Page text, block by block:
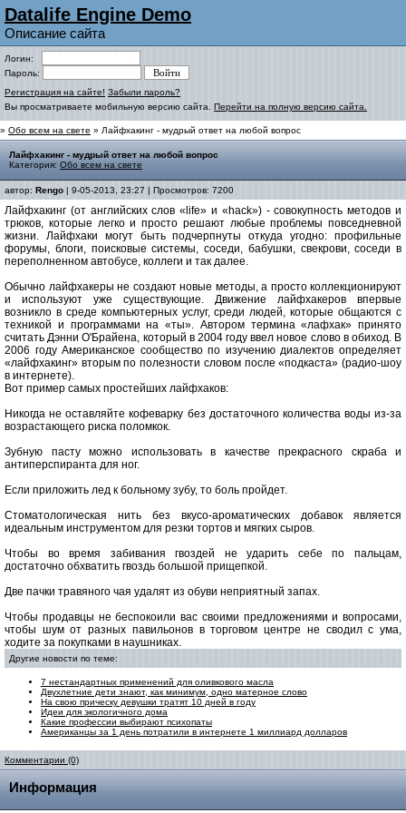
Datalife Engine Demo
Описание сайта
Логин:
Пароль:
Регистрация на сайте! Забыли пароль?
Вы просматриваете мобильную версию сайта. Перейти на полную версию сайта.
» Обо всем на свете » Лайфхакинг - мудрый ответ на любой вопрос
Лайфхакинг - мудрый ответ на любой вопрос
Категория: Обо всем на свете
автор: Rengo | 9-05-2013, 23:27 | Просмотров: 7200
Лайфхакинг (от английских слов «life» и «hack») - совокупность методов и
трюков, которые легко и просто решают любые проблемы повседневной
жизни. Лайфхаки могут быть подчерпнуты откуда угодно: профильные
форумы, блоги, поисковые системы, соседи, бабушки, свекрови, соседи в
переполненном автобусе, коллеги и так далее.
Обычно лайфхакеры не создают новые методы, а просто коллекционируют
и используют уже существующие. Движение лайфхакеров впервые
возникло в среде компьютерных услуг, среди людей, которые общаются с
техникой и программами на «ты». Автором термина «лафхак» принято
считать Дэнни О'Брайена, который в 2004 году ввел новое слово в обиход. В
2006 году Американское сообщество по изучению диалектов определяет
«лайфхакинг» вторым по полезности словом после «подкаста» (радио-шоу
в интернете).
Вот пример самых простейших лайфхаков:
Никогда не оставляйте кофеварку без достаточного количества воды из-за
возрастающего риска поломкок.
Зубную пасту можно использовать в качестве прекрасного скраба и
антиперспиранта для ног.
Если приложить лед к больному зубу, то боль пройдет.
Стоматологическая нить без вкусо-ароматических добавок является
идеальным инструментом для резки тортов и мягких сыров.
Чтобы во время забивания гвоздей не ударить себе по пальцам,
достаточно обхватить гвоздь большой прищепкой.
Две пачки травяного чая удалят из обуви неприятный запах.
Чтобы продавцы не беспокоили вас своими предложениями и вопросами,
чтобы шум от разных павильонов в торговом центре не сводил с ума,
ходите за покупками в наушниках.
Другие новости по теме:
7 нестандартных применений для оливкового масла
Двухлетние дети знают, как минимум, одно матерное слово
На свою прическу девушки тратят 10 дней в году
Идеи для экологичного дома
Какие профессии выбирают психопаты
Американцы за 1 день потратили в интернете 1 миллиард долларов
Комментарии (0)
Информация